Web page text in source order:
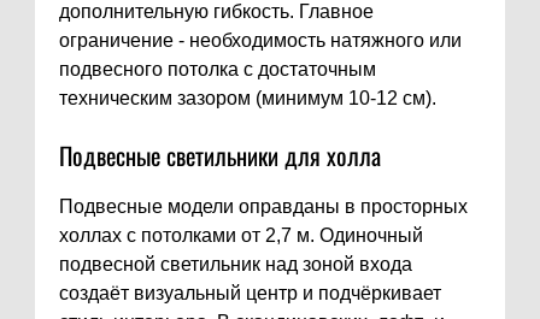
дополнительную гибкость. Главное
ограничение - необходимость натяжного или
подвесного потолка с достаточным
техническим зазором (минимум 10-12 см).
Подвесные светильники для холла
Подвесные модели оправданы в просторных
холлах с потолками от 2,7 м. Одиночный
подвесной светильник над зоной входа
создаёт визуальный центр и подчёркивает